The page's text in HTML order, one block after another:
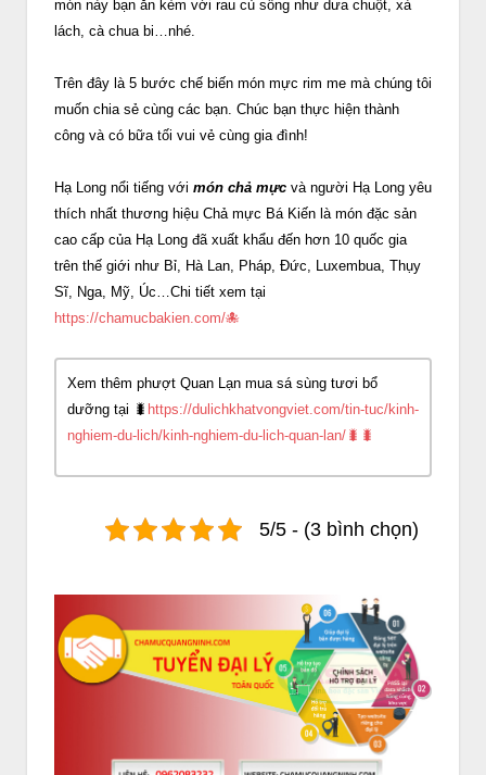
món này bạn ăn kèm với rau củ sống như dưa chuột, xà
lách, cà chua bi…nhé.
Trên đây là 5 bước chế biến món mực rim me mà chúng tôi
muốn chia sẻ cùng các bạn. Chúc bạn thực hiện thành
công và có bữa tối vui vẻ cùng gia đình!
Hạ Long nổi tiếng với món chả mực và người Hạ Long yêu
thích nhất thương hiệu Chả mực Bá Kiến là món đặc sản
cao cấp của Hạ Long đã xuất khẩu đến hơn 10 quốc gia
trên thế giới như Bỉ, Hà Lan, Pháp, Đức, Luxembua, Thụy
Sĩ, Nga, Mỹ, Úc…Chi tiết xem tại
https://chamucbakien.com/🐙
Xem thêm phượt Quan Lạn mua sá sùng tươi bổ
dưỡng tại 🐛 https://dulichkhatvongviet.com/tin-tuc/kinh-
nghiem-du-lich/kinh-nghiem-du-lich-quan-lan/🐛🐛
5/5 - (3 bình chọn)